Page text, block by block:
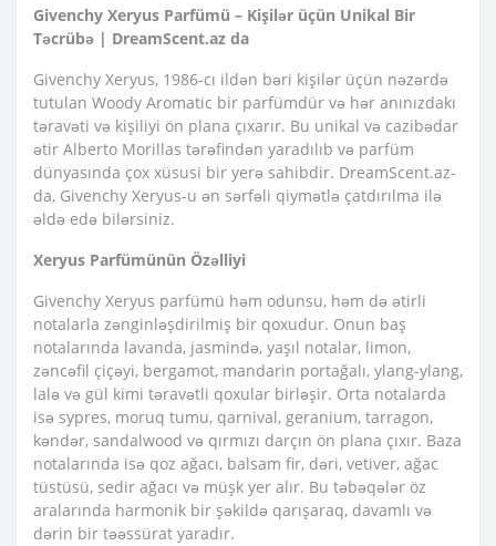
Givenchy Xeryus Parfümü – Kişilər üçün Unikal Bir
Təcrübə | DreamScent.az da
Givenchy Xeryus, 1986-cı ildən bəri kişilər üçün nəzərdə
tutulan Woody Aromatic bir parfümdür və hər anınızdakı
təravəti və kişiliyi ön plana çıxarır. Bu unikal və cazibədar
ətir Alberto Morillas tərəfindən yaradılıb və parfüm
dünyasında çox xüsusi bir yerə sahibdir. DreamScent.az-
da, Givenchy Xeryus-u ən sərfəli qiymətlə çatdırılma ilə
əldə edə bilərsiniz.
Xeryus Parfümünün Özəlliyi
Givenchy Xeryus parfümü həm odunsu, həm də ətirli
notalarla zənginləşdirilmiş bir qoxudur. Onun baş
notalarında lavanda, jasmində, yaşıl notalar, limon,
zəncəfil çiçəyi, bergamot, mandarin portağalı, ylang-ylang,
lalə və gül kimi təravətli qoxular birləşir. Orta notalarda
isə sypres, moruq tumu, qarnival, geranium, tarragon,
kəndər, sandalwood və qırmızı darçın ön plana çıxır. Baza
notalarında isə qoz ağacı, balsam fir, dəri, vetiver, ağac
tüstüsü, sedir ağacı və müşk yer alır. Bu təbəqələr öz
aralarında harmonik bir şəkildə qarışaraq, davamlı və
dərin bir təəssürat yaradır.